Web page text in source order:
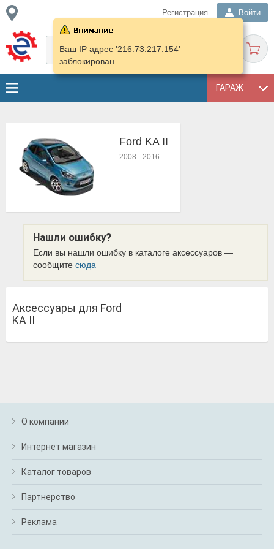
Регистрация Войти
ГАРАЖ
Ваш IP адрес '216.73.217.154'
заблокирован.
Ford KA II
2008 - 2016
Нашли ошибку?
Если вы нашли ошибку в каталоге аксессуаров —
сообщите сюда
Аксессуары для Ford
KA II
О компании
Интернет магазин
Каталог товаров
Партнерство
Реклама